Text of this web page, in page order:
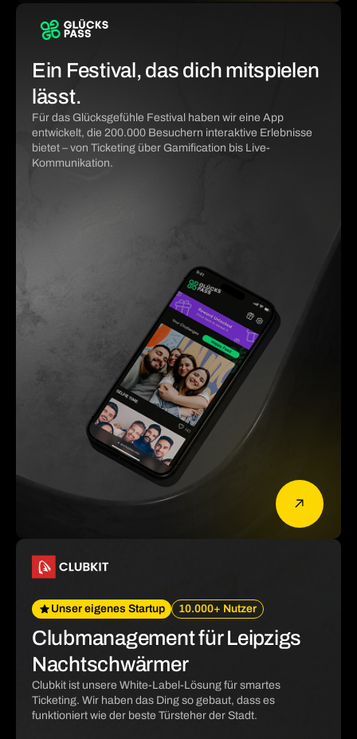
Ein Festival, das dich mitspielen
lässt.
Für das Glücksgefühle Festival haben wir eine App
entwickelt, die 200.000 Besuchern interaktive Erlebnisse
bietet – von Ticketing über Gamification bis Live-
Kommunikation.
Unser eigenes Startup 10.000+ Nutzer
Clubmanagement für Leipzigs
Nachtschwärmer
Clubkit ist unsere White-Label-Lösung für smartes
Ticketing. Wir haben das Ding so gebaut, dass es
funktioniert wie der beste Türsteher der Stadt.